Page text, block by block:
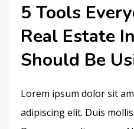
5 Tools
Real Estate
Should Be
Lorem ipsum dolor sit
adipiscing elit. Duis